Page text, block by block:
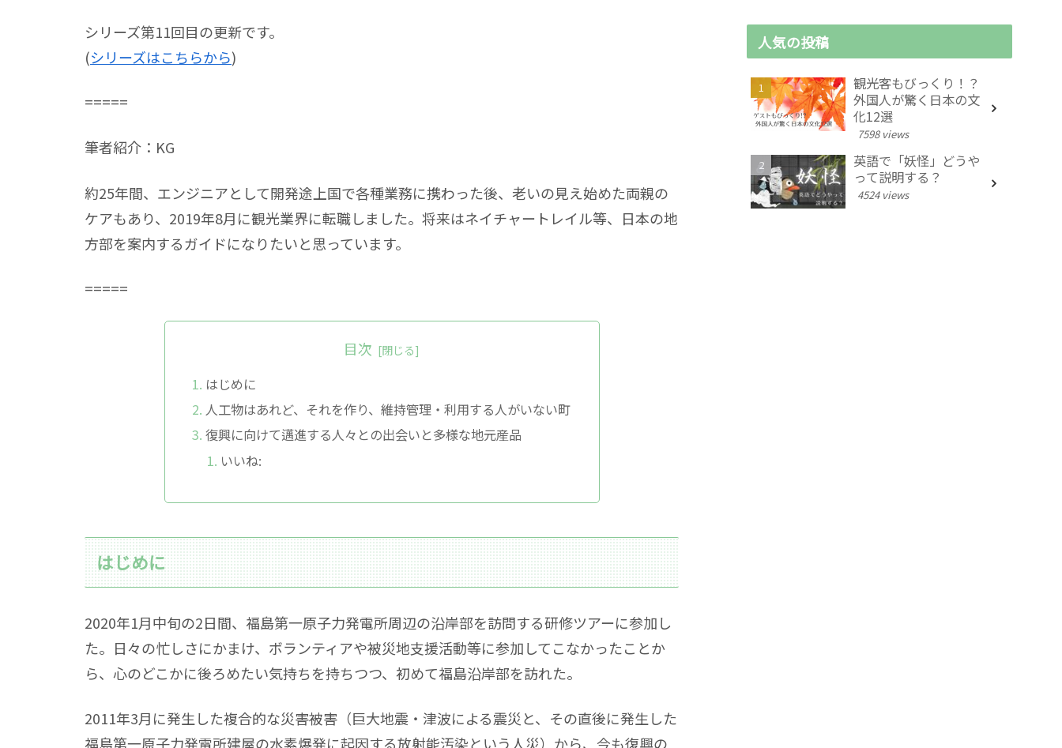
シリーズ第11回目の更新です。
(シリーズはこちらから)
=====
筆者紹介：KG
約25年間、エンジニアとして開発途上国で各種業務に携わった後、老いの見え始めた両親の
ケアもあり、2019年8月に観光業界に転職しました。将来はネイチャートレイル等、日本の地
方部を案内するガイドになりたいと思っています。
=====
目次
はじめに
人工物はあれど、それを作り、維持管理・利用する人がいない町
復興に向けて邁進する人々との出会いと多様な地元産品
いいね:
はじめに
2020年1月中旬の2日間、福島第一原子力発電所周辺の沿岸部を訪問する研修ツアーに参加し
た。日々の忙しさにかまけ、ボランティアや被災地支援活動等に参加してこなかったことか
ら、心のどこかに後ろめたい気持ちを持ちつつ、初めて福島沿岸部を訪れた。
2011年3月に発生した複合的な災害被害（巨大地震・津波による震災と、その直後に発生した
福島第一原子力発電所建屋の水素爆発に起因する放射能汚染という人災）から、今も復興の
人気の投稿
観光客もびっくり！？
外国人が驚く日本の文
化12選
7598 views
英語で「妖怪」どうや
って説明する？
4524 views